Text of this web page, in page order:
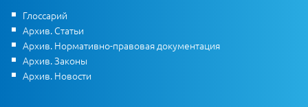
Глоссарий
Архив. Статьи
Архив. Нормативно-правовая документация
Архив. Законы
Архив. Новости